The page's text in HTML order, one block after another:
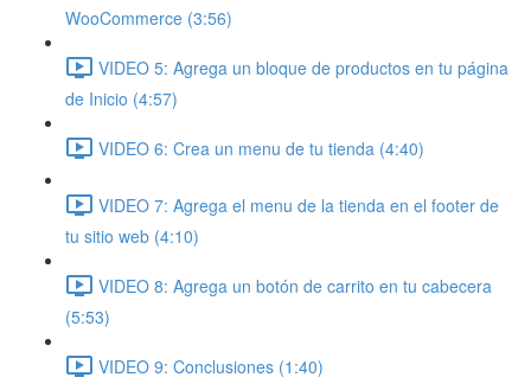
WooCommerce (3:56)
VIDEO 5: Agrega un bloque de productos en tu página
de Inicio (4:57)
VIDEO 6: Crea un menu de tu tienda (4:40)
VIDEO 7: Agrega el menu de la tienda en el footer de
tu sitio web (4:10)
VIDEO 8: Agrega un botón de carrito en tu cabecera
(5:53)
VIDEO 9: Conclusiones (1:40)